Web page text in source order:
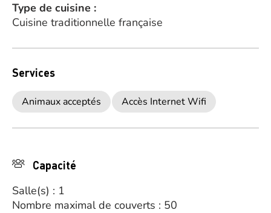
Type de cuisine :
Cuisine traditionnelle française
Services
Animaux acceptés Accès Internet Wifi
Capacité
Salle(s) : 1
Nombre maximal de couverts : 50